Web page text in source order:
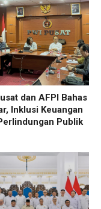
dan AFPI Bahas
Inklusi Keuangan
Publik